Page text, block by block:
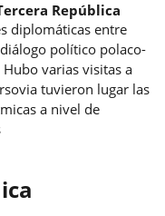
República
diplomáticas entre
político polaco-
varias visitas a
tuvieron lugar las
a nivel de